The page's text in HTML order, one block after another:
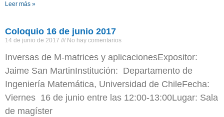
Leer más »
Coloquio 16 de junio 2017
14 de junio de 2017 No hay comentarios
Inversas de M-matrices y aplicacionesExpositor:
Jaime San MartinInstitución: Departamento de
Ingeniería Matemática, Universidad de ChileFecha:
Viernes 16 de junio entre las 12:00-13:00Lugar: Sala
de magíster